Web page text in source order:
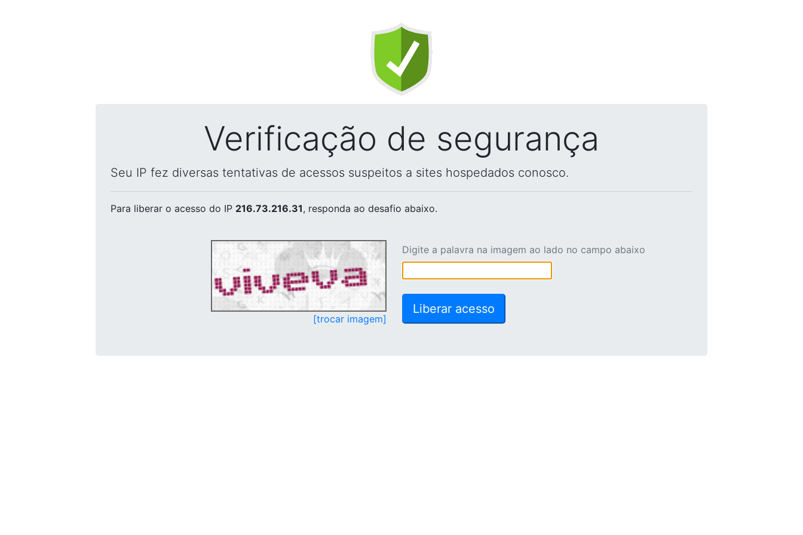
Verificação de segurança
Seu IP fez diversas tentativas de acessos suspeitos a sites hospedados conosco.
Para liberar o acesso do IP 216.73.216.31, responda ao desafio abaixo.
[trocar imagem]
Digite a palavra na imagem ao lado no campo abaixo